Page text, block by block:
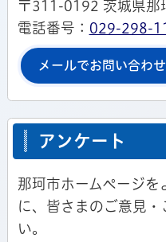
〒311-0192 茨城県那
電話番号： 029-298-
メールでお問い合わ
アンケート
那珂市ホームページ
に、皆さまのご意見
い。